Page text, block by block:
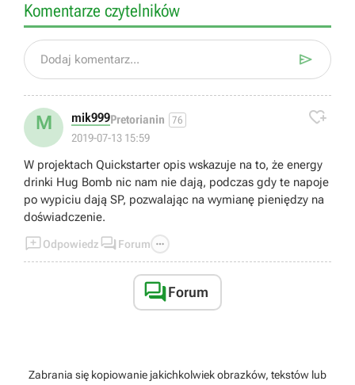
Komentarze czytelników
Dodaj komentarz... 
M mik999Pretorianin 76
2019-07-13 15:59

W projektach Quickstarter opis wskazuje na to, że energy
drinki Hug Bomb nic nam nie dają, podczas gdy te napoje
po wypiciu dają SP, pozwalając na wymianę pieniędzy na
doświadczenie.
Odpowiedz  Forum 
Forum
Zabrania się kopiowanie jakichkolwiek obrazków, tekstów lub